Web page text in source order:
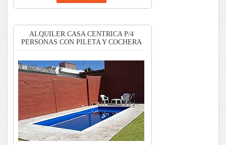
ALQUILER CASA CENTRICA P/4
PERSONAS CON PILETA Y COCHERA